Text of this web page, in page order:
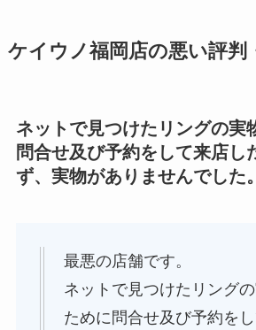
ケイウノ福岡店の悪い評判
ネットで見つけたリングの実
問合せ及び予約をして来店し
ず、実物がありませんでした。
最悪の店舗です。
ネットで見つけたリング
ために問合せ及び予約を